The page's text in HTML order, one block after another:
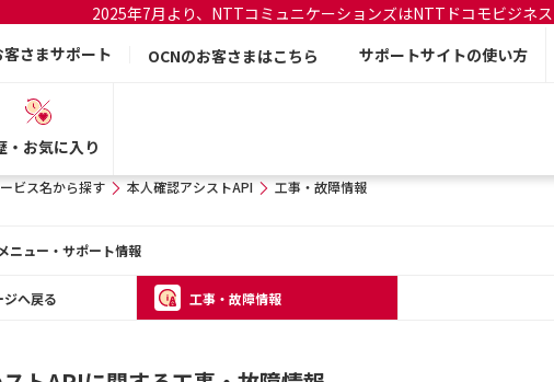
2025年7月より、NTTコミュニケーションズはNTTドコモビジネ
さまサポート
OCNのお客さまはこちら サポートサイトの使い方
・お気に入り
ビス名から探す 本人確認アシストAPI 工事・故障情報
ニュー・サポート情報
ジへ戻る 工事・故障情報